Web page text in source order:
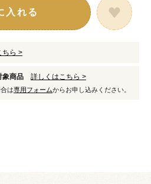
入れる
ちら >
象商品 詳しくはこちら >
は専用フォームからお申し込みください。